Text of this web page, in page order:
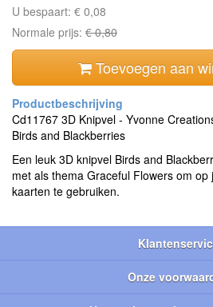
U bespaart: € 0,08
Normale prijs: € 0,80
Toevoegen aan
Cd11767 3D Knipvel - Yvonne
Birds and Blackberries
Een leuk 3D knipvel Birds and
met als thema Graceful Flowers om
kaarten te gebruiken.
Onze